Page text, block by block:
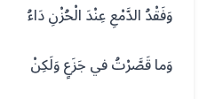
وَفَقْدُ الدَّمْعِ عِنْدَ الْحُزْنِ دَاءُ
وَما قَصَّرْتُ في جَزَعٍ وَلَكِنْ